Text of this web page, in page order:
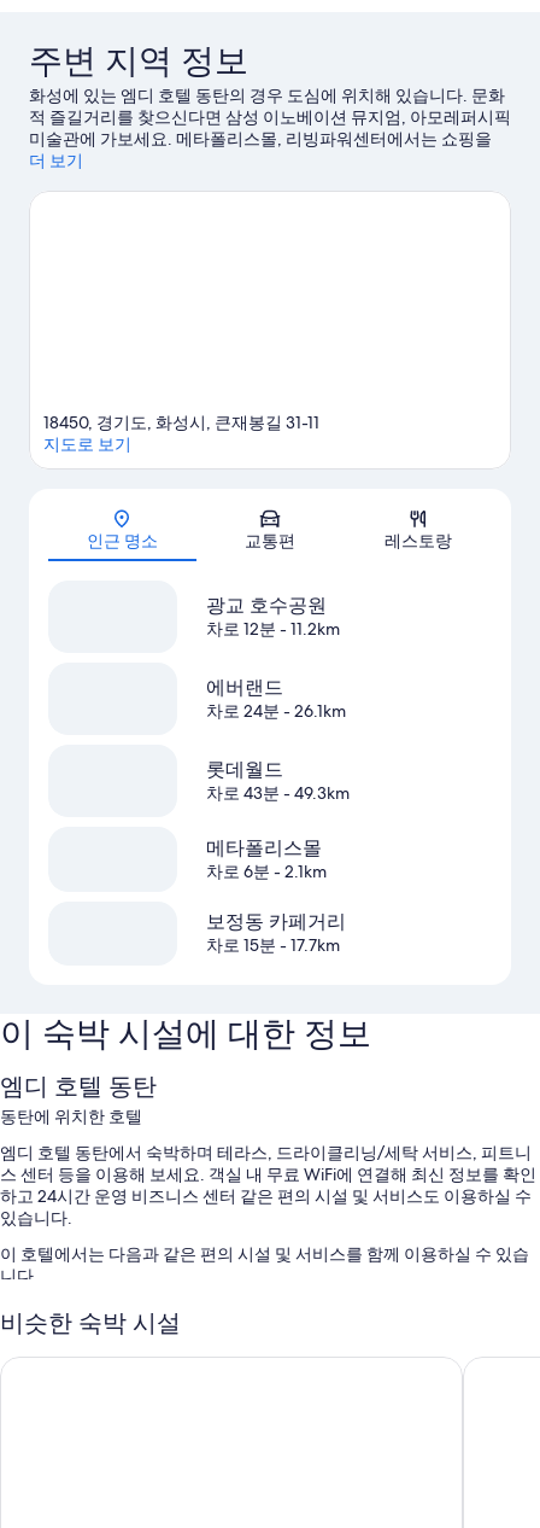
주변 지역 정보
화성에 있는 엠디 호텔 동탄의 경우 도심에 위치해 있습니다. 문화
적 즐길거리를 찾으신다면 삼성 이노베이션 뮤지엄, 아모레퍼시픽
미술관에 가보세요. 메타폴리스몰, 리빙파워센터에서는 쇼핑을
제대로 즐기실 수 있습니다. 에버랜드, 경기 예술의 전당도 놓치지
더 보기
지도
18450, 경기도, 화성시, 큰재봉길 31-11
지도로 보기
인근 명소 교통편 레스토랑
광교 호수공원
차로 12분 - 11.2km
에버랜드
차로 24분 - 26.1km
롯데월드
차로 43분 - 49.3km
메타폴리스몰
차로 6분 - 2.1km
보정동 카페거리
차로 15분 - 17.7km
이 숙박 시설에 대한 정보
엠디 호텔 동탄
동탄에 위치한 호텔
엠디 호텔 동탄에서 숙박하며 테라스, 드라이클리닝/세탁 서비스, 피트니
스 센터 등을 이용해 보세요. 객실 내 무료 WiFi에 연결해 최신 정보를 확인
하고 24시간 운영 비즈니스 센터 같은 편의 시설 및 서비스도 이용하실 수
있습니다.
이 호텔에서는 다음과 같은 편의 시설 및 서비스를 함께 이용하실 수 있습
니다.
셀프 주차 무료
비슷한 숙박 시설
동탄 JS부티크 호텔 호텔 씨